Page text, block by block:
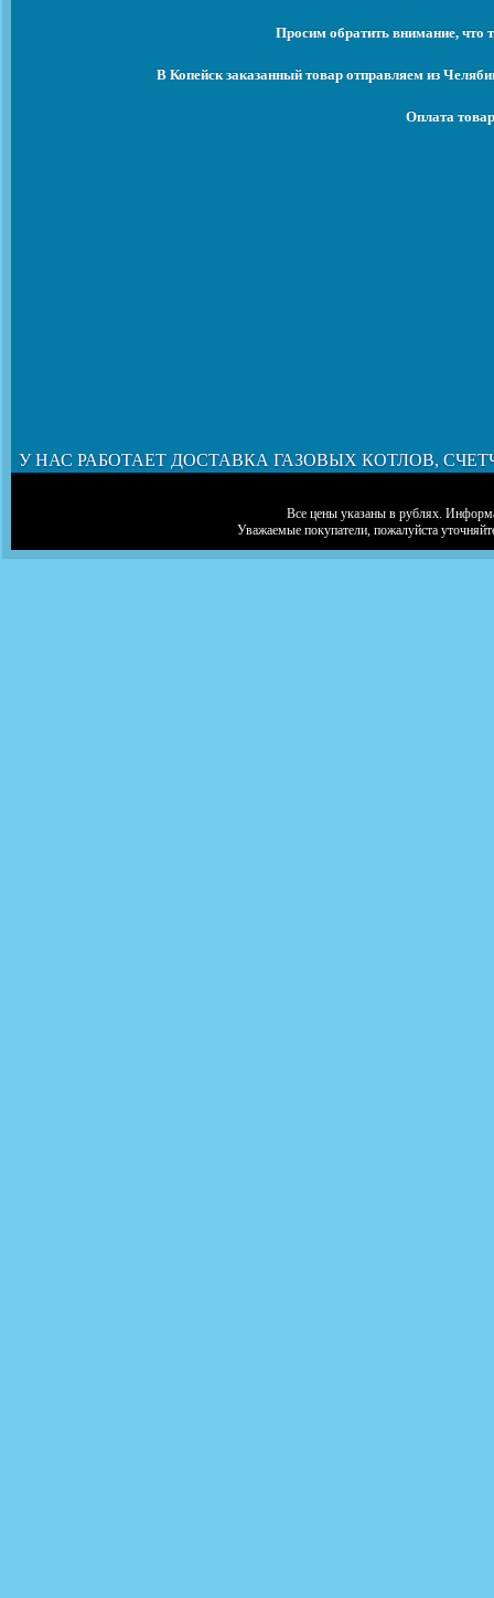
Просим обратить внимание, что
В Копейск заказанный товар отправляем из
Оплата
У НАС РАБОТАЕТ ДОСТАВКА ГАЗОВЫХ КОТЛОВ,
Все цены указаны в рублях.
Уважаемые покупатели, пожалуйста